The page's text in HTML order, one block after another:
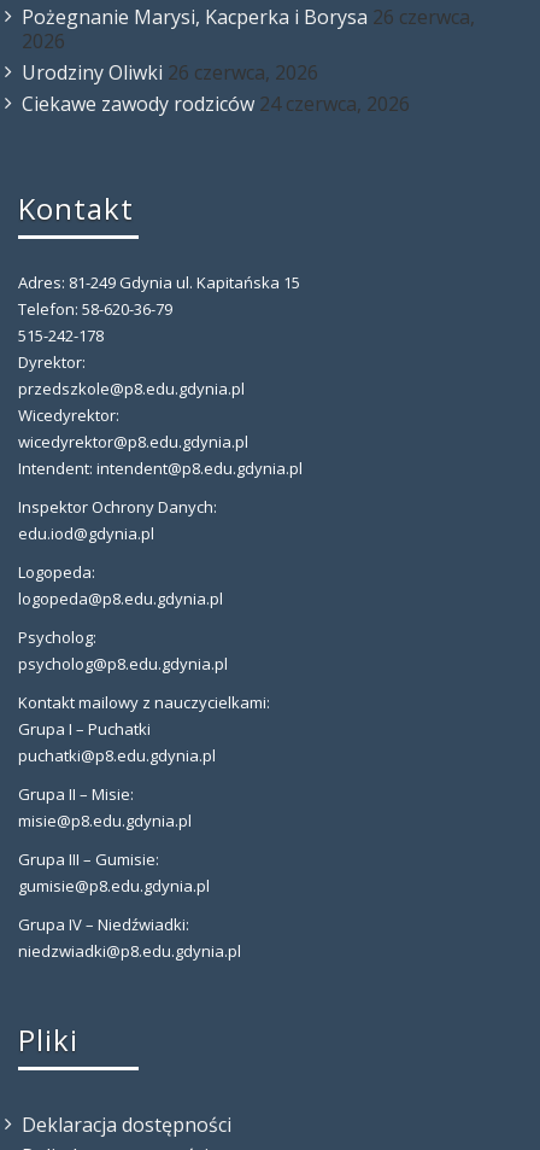
Pożegnanie Marysi, Kacperka i Borysa 26 czerwca,
2026
Urodziny Oliwki 26 czerwca, 2026
Ciekawe zawody rodziców 24 czerwca, 2026
Kontakt
Adres: 81-249 Gdynia ul. Kapitańska 15
Telefon: 58-620-36-79
515-242-178
Dyrektor:
przedszkole@p8.edu.gdynia.pl
Wicedyrektor:
wicedyrektor@p8.edu.gdynia.pl
Intendent: intendent@p8.edu.gdynia.pl
Inspektor Ochrony Danych:
edu.iod@gdynia.pl
Logopeda:
logopeda@p8.edu.gdynia.pl
Psycholog:
psycholog@p8.edu.gdynia.pl
Kontakt mailowy z nauczycielkami:
Grupa I – Puchatki
puchatki@p8.edu.gdynia.pl
Grupa II – Misie:
misie@p8.edu.gdynia.pl
Grupa III – Gumisie:
gumisie@p8.edu.gdynia.pl
Grupa IV – Niedźwiadki:
niedzwiadki@p8.edu.gdynia.pl
Pliki
Deklaracja dostępności